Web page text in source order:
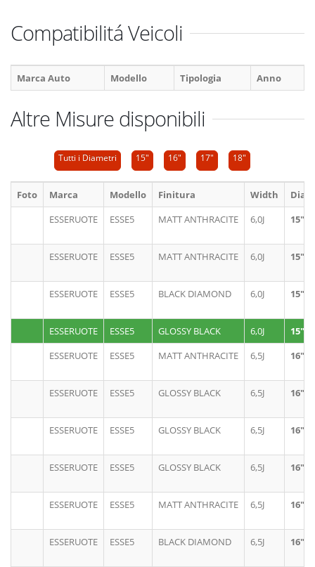
Compatibilitá Veicoli
Marca Auto Modello Tipologia Anno
Altre Misure disponibili
Tutti i Diametri 15" 16" 17" 18"
Foto Marca Modello Finitura Width
Diam
ESSERUOTE
ESSE5 MATT ANTHRACITE 6,0J 15"
ESSERUOTE ESSE5 MATT ANTHRACITE 6,0J 15"
ESSERUOTE ESSE5 BLACK DIAMOND 6,0J 15"
ESSERUOTE ESSE5 GLOSSY BLACK 6,0J
15"
ESSERUOTE
ESSE5 MATT ANTHRACITE 6,5J 16"
ESSERUOTE ESSE5 GLOSSY BLACK 6,5J 16"
ESSERUOTE ESSE5 GLOSSY BLACK 6,5J 16"
ESSERUOTE ESSE5 GLOSSY BLACK 6,5J 16"
ESSERUOTE ESSE5 MATT ANTHRACITE 6,5J 16"
ESSERUOTE ESSE5 BLACK DIAMOND 6,5J 16"